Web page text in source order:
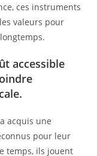
ces instruments
valeurs pour
accessible
acquis une
pour leur
temps, ils jouent